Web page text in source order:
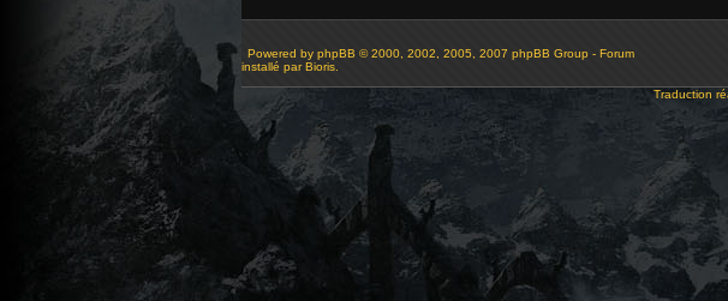
Powered by phpBB © 2000, 2002, 2005, 2007 phpBB Group - Forum
installé par Bioris.
Traduction